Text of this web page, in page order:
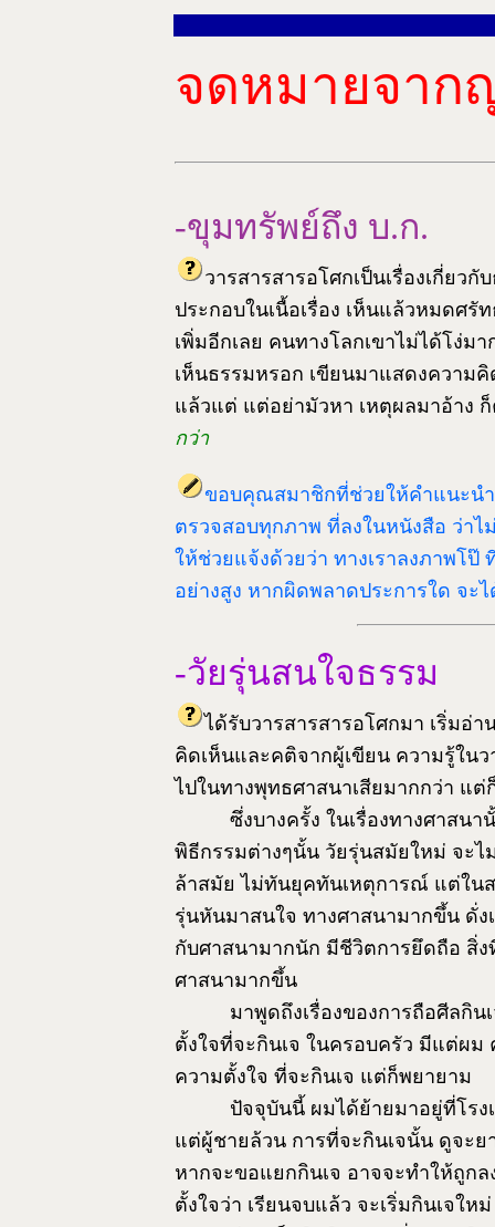
จดหมายจาก
-ขุมทรัพย์ถึง บ.ก.
วารสารสารอโศกเป็นเรื่องเกี่ยว
ประกอบในเนื้อเรื่อง เห็นแล้วหมดศ
เพิ่มอีกเลย คนทางโลกเขาไม่ได้โง่ม
เห็นธรรมหรอก เขียนมาแสดงความ
แล้วแต่ แต่อย่ามัวหา เหตุผลมาอ้าง
กว่า
ขอบคุณสมาชิกที่ช่วยให้คำแนะน
ตรวจสอบทุกภาพ ที่ลงในหนังสือ ว่า
ให้ช่วยแจ้งด้วยว่า ทางเราลงภาพโป๊
อย่างสูง หากผิดพลาดประการใด จะ
-วัยรุ่นสนใจธรรม
ได้รับวารสารสารอโศกมา เริ่มอ่
คิดเห็นและคติจากผู้เขียน ความรู้ใน
ไปในทางพุทธศาสนาเสียมากกว่า แ
ซึ่งบางครั้ง ในเรื่องทางศาสนานั้
พิธีกรรมต่างๆนั้น วัยรุ่นสมัยใหม่ จะไ
ล้าสมัย ไม่ทันยุคทันเหตุการณ์ แต่ใน
รุ่นหันมาสนใจ ทางศาสนามากขึ้น ดั่ง
กับศาสนามากนัก มีชีวิตการยึดถือ สิ่
ศาสนามากขึ้น
มาพูดถึงเรื่องของการถือศีลกินเจ
ตั้งใจที่จะกินเจ ในครอบครัว มีแต่ผม
ความตั้งใจ ที่จะกินเจ แต่ก็พยายาม
ปัจจุบันนี้ ผมได้ย้ายมาอยู่ที่โรงเรี
แต่ผู้ชายล้วน การที่จะกินเจนั้น ดูจะย
หากจะขอแยกกินเจ อาจจะทำให้ถูก
ตั้งใจว่า เรียนจบแล้ว จะเริ่มกินเจใหม่